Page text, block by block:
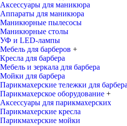
Аксессуары для маникюра
Аппараты для маникюра
Маникюрные пылесосы
Маникюрные столы
УФ и LED-лампы
Мебель для барберов +
Кресла для барбера
Мебель и зеркала для барбера
Мойки для барбера
Парикмахерские тележки для барбера
Парикмахерское оборудование +
Аксессуары для парикмахерских
Парикмахерские кресла
Парикмахерские мойки